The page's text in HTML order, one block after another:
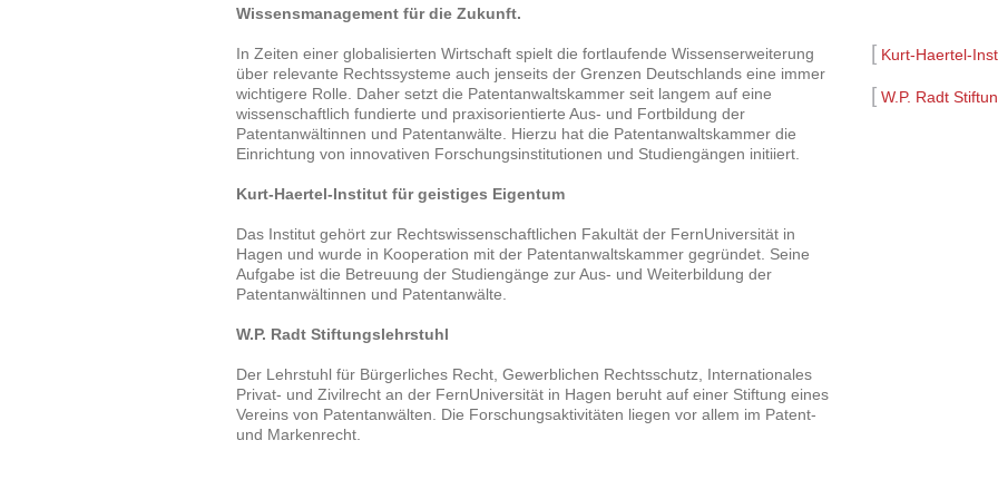
Wissensmanagement für die Zukunft.
In Zeiten einer globalisierten Wirtschaft spielt die fortlaufende Wissenserweiterung
über relevante Rechtssysteme auch jenseits der Grenzen Deutschlands eine immer
wichtigere Rolle. Daher setzt die Patentanwaltskammer seit langem auf eine
wissenschaftlich fundierte und praxisorientierte Aus- und Fortbildung der
Patentanwältinnen und Patentanwälte. Hierzu hat die Patentanwaltskammer die
Einrichtung von innovativen Forschungsinstitutionen und Studiengängen initiiert.
Kurt-Haertel-Institut für geistiges Eigentum
Das Institut gehört zur Rechtswissenschaftlichen Fakultät der FernUniversität in
Hagen und wurde in Kooperation mit der Patentanwaltskammer gegründet. Seine
Aufgabe ist die Betreuung der Studiengänge zur Aus- und Weiterbildung der
Patentanwältinnen und Patentanwälte.
W.P. Radt Stiftungslehrstuhl
Der Lehrstuhl für Bürgerliches Recht, Gewerblichen Rechtsschutz, Internationales
Privat- und Zivilrecht an der FernUniversität in Hagen beruht auf einer Stiftung eines
Vereins von Patentanwälten. Die Forschungsaktivitäten liegen vor allem im Patent-
und Markenrecht.
[ Kurt-Haertel-
[ W.P. Radt